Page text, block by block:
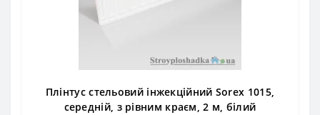
Плінтус стельовий інжекційний Sorex 1015,
середній, з рівним краєм, 2 м, білий